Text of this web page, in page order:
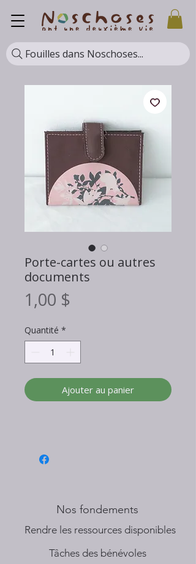
Fouilles dans Noschoses...
Porte-cartes ou autres
documents
1,00 $
Quantité *
Ajouter au panier
Nos fondements
​Rendre les ressources disponibles
Tâches des bénévoles